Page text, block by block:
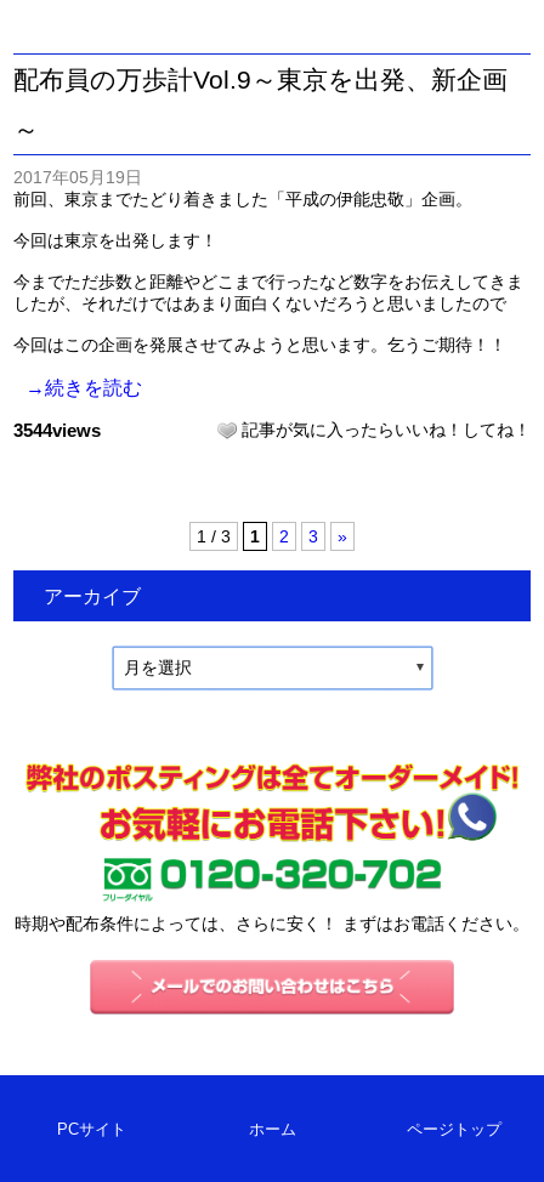
配布員の万歩計Vol.9～東京を出発、新企画
～
2017年05月19日
前回、東京までたどり着きました「平成の伊能忠敬」企画。
今回は東京を出発します！
今までただ歩数と距離やどこまで行ったなど数字をお伝えしてきま
したが、それだけではあまり面白くないだろうと思いましたので
今回はこの企画を発展させてみようと思います。乞うご期待！！
→続きを読む
3544views 記事が気に入ったらいいね！してね！
1 / 3 1 2 3 »
アーカイブ
月を選択
時期や配布条件によっては、さらに安く！ まずはお電話ください。
PCサイト ホーム ページトップ